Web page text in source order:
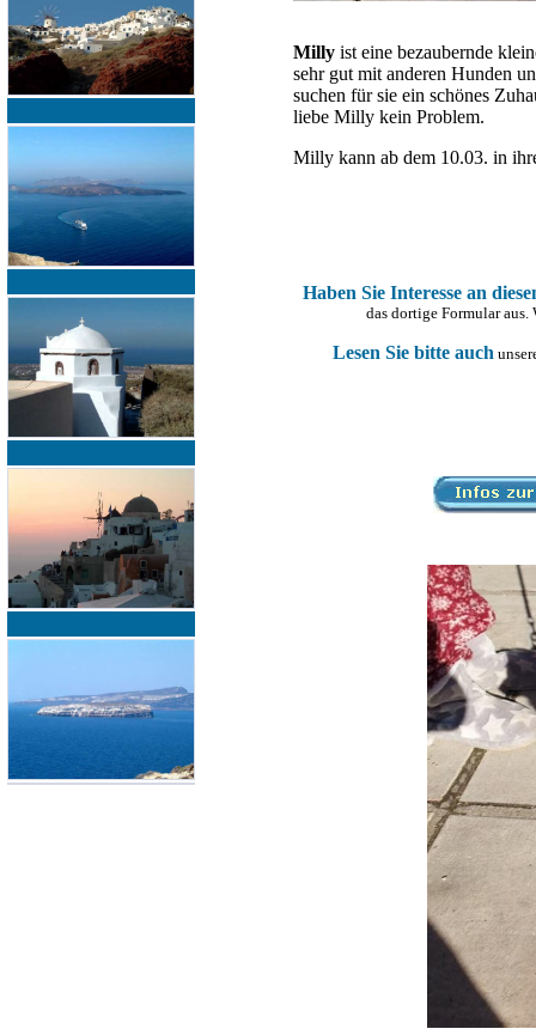
Milly ist eine bezaubernde
sehr gut mit anderen Hunden
suchen für sie ein schönes
liebe Milly kein Problem.
Milly kann ab dem 10.03. in
Haben Sie Interesse an
das dortige Formular
Lesen Sie bitte auch